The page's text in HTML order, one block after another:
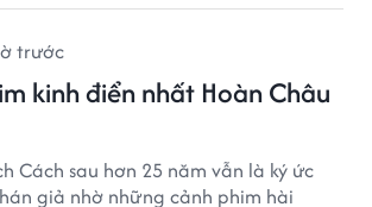
trước
kinh điển nhất Hoàn Châu
Cách sau hơn 25 năm vẫn là ký ức
giả nhờ những cảnh phim hài